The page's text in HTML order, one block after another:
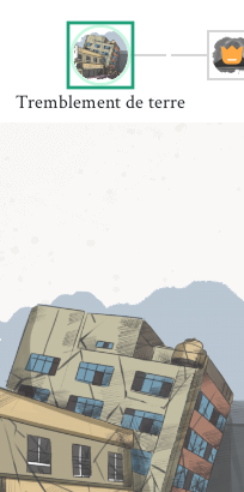
Tremblement de terre